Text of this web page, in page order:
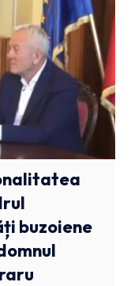
buzoiene